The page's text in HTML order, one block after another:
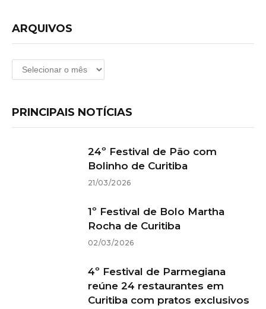
ARQUIVOS
Arquivos
PRINCIPAIS NOTÍCIAS
24º Festival de Pão com
Bolinho de Curitiba
21/03/2026
1º Festival de Bolo Martha
Rocha de Curitiba
02/03/2026
4º Festival de Parmegiana
reúne 24 restaurantes em
Curitiba com pratos exclusivos